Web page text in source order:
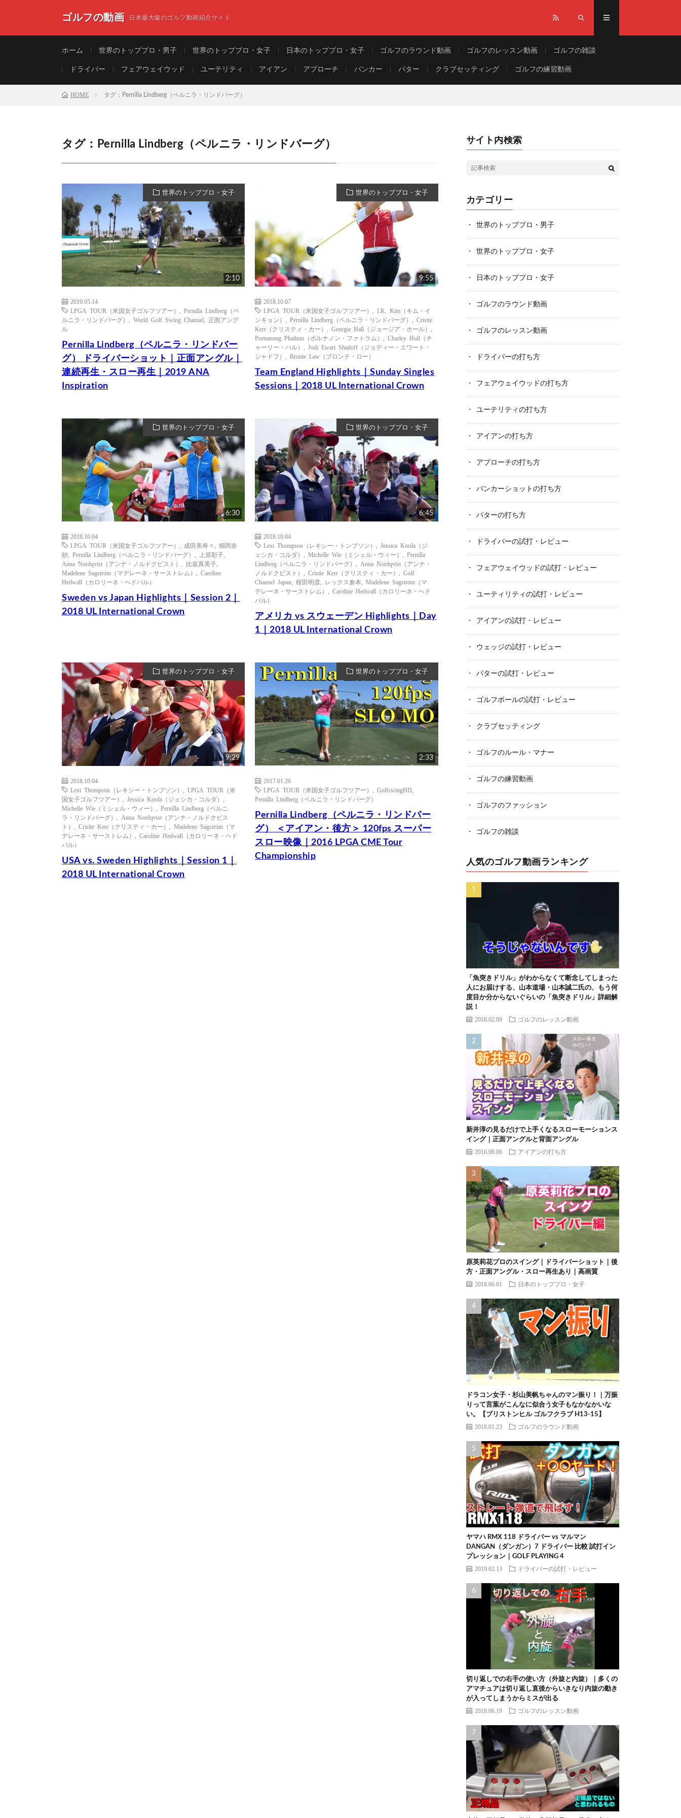
ゴルフの動画 日本最大級のゴルフ動画紹介サイト
ホーム 世界のトッププロ・男子 世界のトッププロ・女子 日本のトッププロ・女子 ゴルフのラウンド動画 ゴルフのレッスン動画 ゴルフの雑談
ドライバー フェアウェイウッド ユーテリティ アイアン アプローチ バンカー パター クラブセッティング ゴルフの練習動画
HOME タグ：Pernilla Lindberg（ペルニラ・リンドバーグ）
タグ：Pernilla Lindberg（ペルニラ・リンドバーグ）
世界のトッププロ・女子
2:10
2019.05.14
LPGA TOUR（米国女子ゴルフツアー）
Pernilla Lindberg（ペ
ルニラ・リンドバーグ）
World Golf Swing Channel
正面アング
ル
Pernilla Lindberg（ペルニラ・リンドバー
グ） ドライバーショット｜正面アングル｜
連続再生・スロー再生｜2019 ANA
Inspiration
世界のトッププロ・女子
9:55
2018.10.07
LPGA TOUR（米国女子ゴルフツアー）
,I.K. Kim（キム・イ
ンキョン）
,Pernilla Lindberg（ペルニラ・リンドバーグ） ,Cristie
Kerr（クリスティ・カー）
,Georgia Hall（ジョージア・ホール）
Pornanong Phatlum（ポルナノン・ファトラム）
,Charley Hull（チ
ャーリー・ハル）
Jodi Ewart Shadoff（ジョディー・エワート・
シャドフ）
,Bronte Law（ブロンテ・ロー）
Team England Highlights｜Sunday Singles
Sessions｜2018 UL International Crown
世界のトッププロ・女子
6:30
2018.10.04
LPGA TOUR（米国女子ゴルフツアー）
成田美寿々
畑岡奈
紗
Pernilla Lindberg（ペルニラ・リンドバーグ） 上原彩子
Anna Nordqvist（アンナ・ノルドクビスト）
比嘉真美子
Madelene Sagström（マデレーネ・サーストレム）
Caroline
Hedwall（カロリーネ・ヘドバル）
Sweden vs Japan Highlights｜Session 2｜
2018 UL International Crown
世界のトッププロ・女子
6:45
2018.10.04
Lexi Thompson（レキシー・トンプソン）
,Jessica Korda（ジ
ェシカ・コルダ）
,Michelle Wie（ミシェル・ウィー） ,Pernilla
Lindberg（ペルニラ・リンドバーグ）
Anna Nordqvist（アンナ・
ノルドクビスト）
,Cristie Kerr（クリスティ・カー） ,Golf
Channel Japan
,桜田明彦 レックス倉本 ,Madelene Sagström（マ
デレーネ・サーストレム）
,Caroline Hedwall（カロリーネ・ヘド
バル）
アメリカ vs スウェーデン Highlights｜Day
1｜2018 UL International Crown
世界のトッププロ・女子
9:29
2018.10.04
Lexi Thompson（レキシー・トンプソン）
LPGA TOUR（米
国女子ゴルフツアー）
Jessica Korda（ジェシカ・コルダ）
Michelle Wie（ミシェル・ウィー）
Pernilla Lindberg（ペルニ
ラ・リンドバーグ）
Anna Nordqvist（アンナ・ノルドクビス
ト）
Cristie Kerr（クリスティ・カー）
Madelene Sagström（マ
デレーネ・サーストレム）
Caroline Hedwall（カロリーネ・ヘド
バル）
USA vs. Sweden Highlights｜Session 1｜
2018 UL International Crown
世界のトッププロ・女子
2:33
2017.01.26
LPGA TOUR（米国女子ゴルフツアー）
,GolfswingHD
Pernilla Lindberg（ペルニラ・リンドバーグ）
Pernilla Lindberg（ペルニラ・リンドバー
グ） ＜アイアン・後方＞ 120fps スーパー
スロー映像｜2016 LPGA CME Tour
Championship
サイト内検索
カテゴリー
世界のトッププロ・男子
世界のトッププロ・女子
日本のトッププロ・女子
ゴルフのラウンド動画
ゴルフのレッスン動画
ドライバーの打ち方
フェアウェイウッドの打ち方
ユーテリティの打ち方
アイアンの打ち方
アプローチの打ち方
バンカーショットの打ち方
パターの打ち方
ドライバーの試打・レビュー
フェアウェイウッドの試打・レビュー
ユーティリティの試打・レビュー
アイアンの試打・レビュー
ウェッジの試打・レビュー
パターの試打・レビュー
ゴルフボールの試打・レビュー
クラブセッティング
ゴルフのルール・マナー
ゴルフの練習動画
ゴルフのファッション
ゴルフの雑談
人気のゴルフ動画ランキング
「魚突きドリル」がわからなくて断念してしまった
人にお届けする、山本道場・山本誠二氏の、もう何
度目か分からないぐらいの「魚突きドリル」詳細解
説！
2018.02.09 ゴルフのレッスン動画
新井淳の見るだけで上手くなるスローモーションス
イング｜正面アングルと背面アングル
2016.06.06 アイアンの打ち方
原英莉花プロのスイング｜ドライバーショット｜後
方・正面アングル・スロー再生あり｜高画質
2018.06.01 日本のトッププロ・女子
ドラコン女子・杉山美帆ちゃんのマン振り！｜万振
りって言葉がこんなに似合う女子もなかなかいな
い。【ブリストンヒル ゴルフクラブ H13-15】
2018.01.23 ゴルフのラウンド動画
ヤマハ RMX 118 ドライバー vs マルマン
DANGAN（ダンガン）7 ドライバー 比較 試打イン
プレッション｜GOLF PLAYING 4
2019.02.13 ドライバーの試打・レビュー
切り返しでの右手の使い方（外旋と内旋）｜多くの
アマチュアは切り返し直後からいきなり内旋の動き
が入ってしまうからミスが出る
2018.06.19 ゴルフのレッスン動画